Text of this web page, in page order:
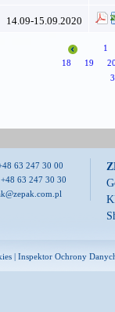
14.09-15.09.2020
1
18
19
63 247 30 00
63 247 30 30
| Inspektor Ochrony